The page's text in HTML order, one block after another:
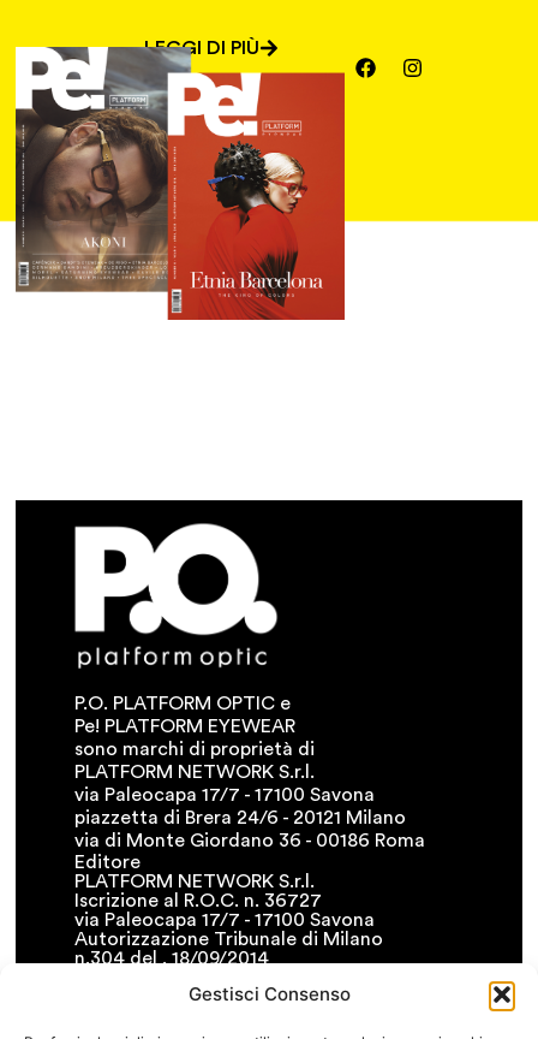
Gestisci Consenso
LEGGI DI PIÙ
P.O. PLATFORM OPTIC e
Pe! PLATFORM EYEWEAR
sono marchi di proprietà di
PLATFORM NETWORK S.r.l.
via Paleocapa 17/7 - 17100 Savona
piazzetta di Brera 24/6 - 20121 Milano
via di Monte Giordano 36 - 00186 Roma
Editore
PLATFORM NETWORK S.r.l.
Iscrizione al R.O.C. n. 36727
via Paleocapa 17/7 - 17100 Savona
Autorizzazione Tribunale di Milano
n.304 del . 18/09/2014
F. +39.019.8400341